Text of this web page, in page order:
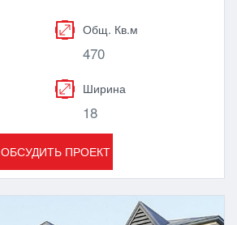
Общ. Кв.м
470
Ширина
18
ОБСУДИТЬ ПРОЕКТ